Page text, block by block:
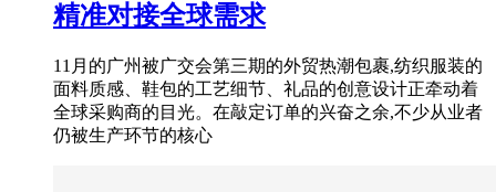
精准对接全球需求
11月的广州被广交会第三期的外贸热潮包裹,纺织服装的
面料质感、鞋包的工艺细节、礼品的创意设计正牵动着
全球采购商的目光。在敲定订单的兴奋之余,不少从业者
仍被生产环节的核心